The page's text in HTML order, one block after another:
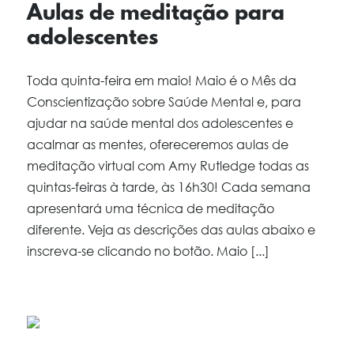
Aulas de meditação para
adolescentes
Toda quinta-feira em maio! Maio é o Mês da
Conscientização sobre Saúde Mental e, para
ajudar na saúde mental dos adolescentes e
acalmar as mentes, ofereceremos aulas de
meditação virtual com Amy Rutledge todas as
quintas-feiras à tarde, às 16h30! Cada semana
apresentará uma técnica de meditação
diferente. Veja as descrições das aulas abaixo e
inscreva-se clicando no botão. Maio [...]